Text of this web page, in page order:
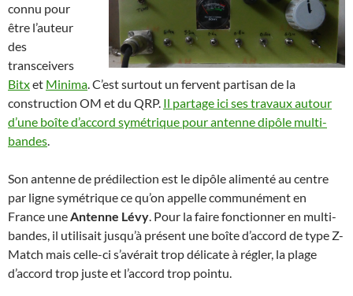
connu pour
être l’auteur
des
transceivers
Bitxet Minima. C’est surtout un fervent partisan de la
construction OM et du QRP. Il partage ici ses travaux autour
d’une boîte d’accord symétrique pour antenne dipôle multi-
bandes.
Son antenne de prédilection est le dipôle alimenté au centre
par ligne symétrique ce qu’on appelle communément en
France uneAntenne Lévy. Pour la faire fonctionner en multi-
bandes, il utilisait jusqu’à présent une boîte d’accord de type Z-
Match mais celle-ci s’avérait trop délicate à régler, la plage
d’accord trop juste et l’accord trop pointu.